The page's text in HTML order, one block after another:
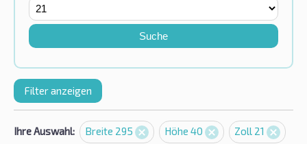
Suche
Filter anzeigen
Ihre Auswahl: Breite 295 Höhe 40 Zoll 21